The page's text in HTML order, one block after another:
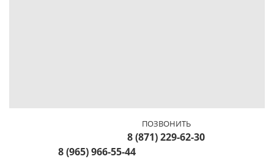
ПОЗВОНИТЬ
8 (871) 229-62-30
8 (965) 966-55-44